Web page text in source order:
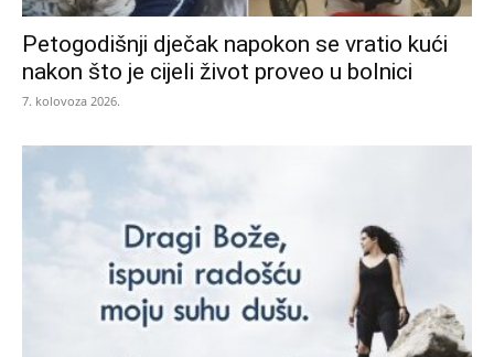
Petogodišnji dječak napokon se vratio kući
nakon što je cijeli život proveo u bolnici
7. kolovoza 2026.